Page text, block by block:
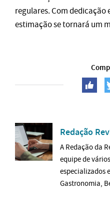
regulares. Com dedicação
estimação se tornará um
Redação
A Redação da
equipe de
especializados
Gastronomia,